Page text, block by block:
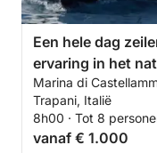
Een hele dag
ervaring in het
Zingaro
Marina di
Trapani, Italië
8h00 · Tot 8
vanaf € 1.000